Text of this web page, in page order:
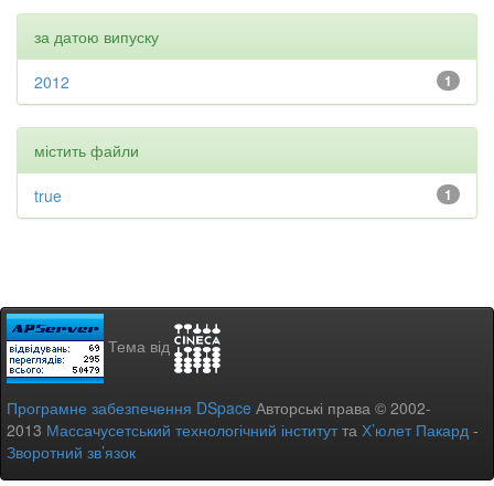
за датою випуску
1
2012
містить файли
1
true
Тема від
Програмне забезпечення DSpace Авторські права © 2002-
2013 Массачусетський технологічний інститутта Х’юлет Пакард -
Зворотний зв’язок